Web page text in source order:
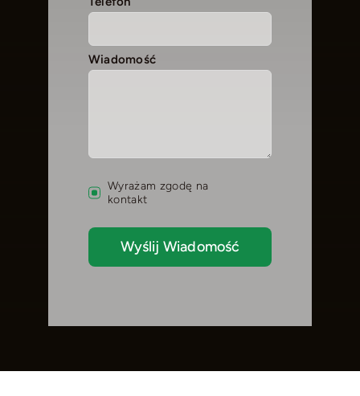
Wiadomość
Wyrażam zgodę na
kontakt
Wyślij Wiadomość